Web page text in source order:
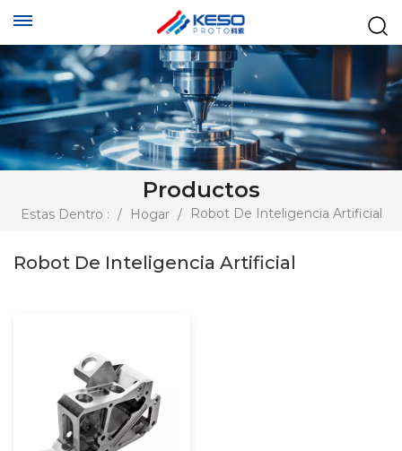
Productos
Estas Dentro : / Hogar / Robot De Inteligencia Artificial
Robot De Inteligencia Artificial